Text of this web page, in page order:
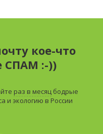
кое-что
СПАМ :-))
раз в месяц бодрые
и экологию в России